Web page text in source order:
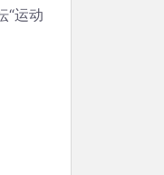
“运动